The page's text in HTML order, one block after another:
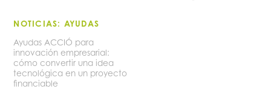
NOTICIAS: AYUDAS
Ayudas ACCIÓ para
innovación empresarial:
cómo convertir una idea
tecnológica en un proyecto
financiable